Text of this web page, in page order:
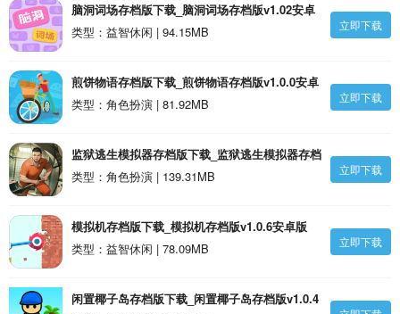
脑洞词场存档版下载_脑洞词场存档版v1.02安卓
版
类型：益智休闲 | 94.15MB 立即下载
煎饼物语存档版下载_煎饼物语存档版v1.0.0安卓
版
类型：角色扮演 | 81.92MB 立即下载
监狱逃生模拟器存档版下载_监狱逃生模拟器存档
版v1.0.0安卓版
类型：角色扮演 | 139.31MB 立即下载
模拟机存档版下载_模拟机存档版v1.0.6安卓版
类型：益智休闲 | 78.09MB
立即下载
闲置椰子岛存档版下载_闲置椰子岛存档版v1.0.4